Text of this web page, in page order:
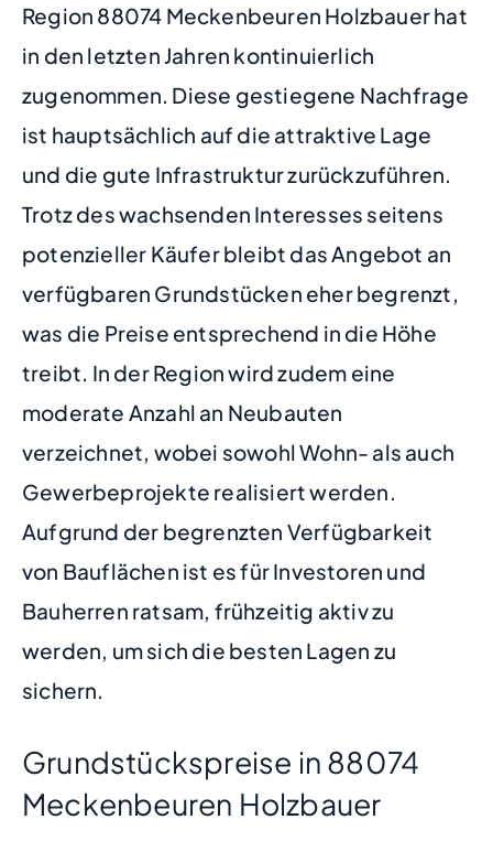
Region 88074 Meckenbeuren Holzbauer hat
in den letzten Jahren kontinuierlich
zugenommen. Diese gestiegene Nachfrage
ist hauptsächlich auf die attraktive Lage
und die gute Infrastruktur zurückzuführen.
Trotz des wachsenden Interesses seitens
potenzieller Käufer bleibt das Angebot an
verfügbaren Grundstücken eher begrenzt,
was die Preise entsprechend in die Höhe
treibt. In der Region wird zudem eine
moderate Anzahl an Neubauten
verzeichnet, wobei sowohl Wohn- als auch
Gewerbeprojekte realisiert werden.
Aufgrund der begrenzten Verfügbarkeit
von Bauflächen ist es für Investoren und
Bauherren ratsam, frühzeitig aktiv zu
werden, um sich die besten Lagen zu
sichern.
Grundstückspreise in 88074
Meckenbeuren Holzbauer